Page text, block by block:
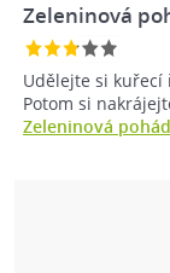
Zeleninová
Udělejte si kuřecí
Potom si
Zeleninová